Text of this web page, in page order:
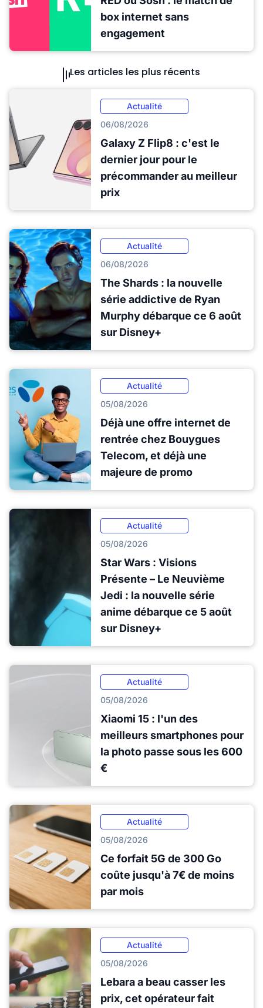
box internet sans
engagement
Les articles les plus récents
Actualité
06/08/2026
Galaxy Z Flip8 : c'est le
dernier jour pour le
précommander au meilleur
prix
Actualité
06/08/2026
The Shards : la nouvelle
série addictive de Ryan
Murphy débarque ce 6 août
sur Disney+
Actualité
05/08/2026
Déjà une offre internet de
rentrée chez Bouygues
Telecom, et déjà une
majeure de promo
Actualité
05/08/2026
Star Wars : Visions
Présente – Le Neuvième
Jedi : la nouvelle série
anime débarque ce 5 août
sur Disney+
Actualité
05/08/2026
Xiaomi 15 : l'un des
meilleurs smartphones pour
la photo passe sous les 600
€
Actualité
05/08/2026
Ce forfait 5G de 300 Go
coûte jusqu'à 7€ de moins
par mois
Actualité
05/08/2026
Lebara a beau casser les
prix, cet opérateur fait